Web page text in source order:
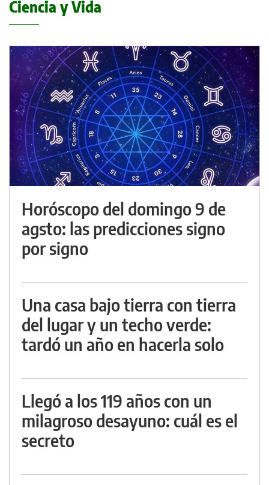
Ciencia y Vida
Horóscopo del domingo 9 de
agsto: las predicciones signo
por signo
Una casa bajo tierra con tierra
del lugar y un techo verde:
tardó un año en hacerla solo
Llegó a los 119 años con un
milagroso desayuno: cuál es el
secreto